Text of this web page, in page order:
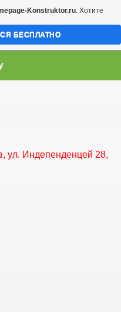
ул. Индепенденцей 28,
Konstruktor.ru. Хотите
БЕСПЛАТНО